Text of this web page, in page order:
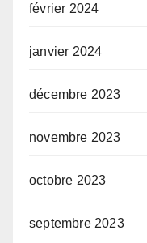
février 2024
janvier 2024
décembre 2023
novembre 2023
octobre 2023
septembre 2023